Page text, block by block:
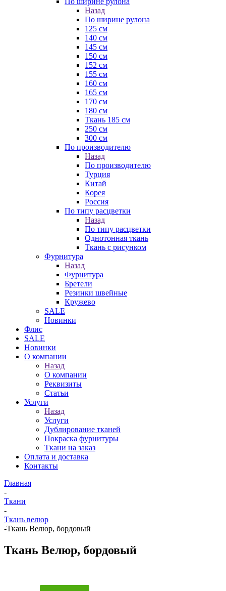
Назад
По ширине рулона
125 см
140 см
145 см
150 см
152 см
155 см
160 см
165 см
170 см
180 см
Ткань 185 см
250 см
300 см
По производителю
Назад
По производителю
Турция
Китай
Корея
Россия
По типу расцветки
Назад
По типу расцветки
Однотонная ткань
Ткань с рисунком
Фурнитура
Назад
Фурнитура
Бретели
Резинки швейные
Кружево
SALE
Новинки
Флис
SALE
Новинки
О компании
Назад
О компании
Реквизиты
Статьи
Услуги
Назад
Услуги
Дублирование тканей
Покраска фурнитуры
Ткани на заказ
Оплата и доставка
Контакты
Главная
-
Ткани
-
Ткань велюр
-Ткань Велюр, бордовый
Ткань Велюр, бордовый